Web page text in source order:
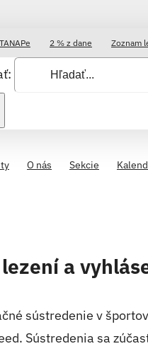
2 % z dane Zoznam
O nás Sekcie
a
sústredenie v
Sústredenia sa